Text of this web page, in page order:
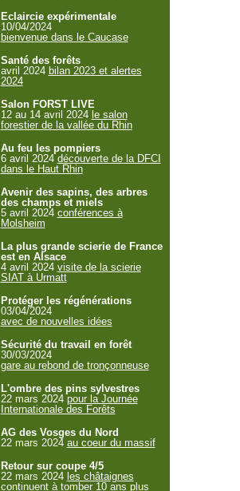
Eclaircie expérimentale
10/04/2024
bienvenue dans le Caucase
Santé des forêts
avril 2024 bilan 2023 et alertes
2024
Salon FORST LIVE
12 au 14 avril 2024 le salon
forestier de la vallée du Rhin
Au feu les pompiers
6 avril 2024 découverte de la DFCI
dans le Haut Rhin
Avenir des sapins, des arbres
des champs et miels
5 avril 2024 conférences à
Molsheim
La plus grande scierie de France
est en Alsace
4 avril 2024 visite de la scierie
SIAT à Urmatt
Protéger les régénérations
03/04/2024
avec de nouvelles idées
Sécurité du travail en forêt
30/03/2024
gare au rebond de tronçonneuse
L'ombre des pins sylvestres
22 mars 2024 pour la Journée
Internationale des Forêts
AG des Vosges du Nord
22 mars 2024 au coeur du massif
Retour sur coupe 4/5
22 mars 2024 les châtaignes
continuent à tomber 10 ans plus